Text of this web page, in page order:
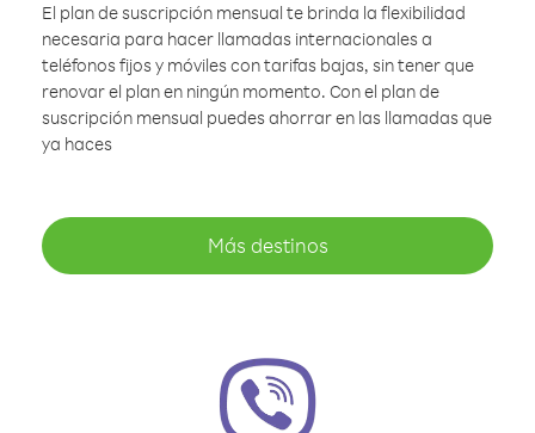
El plan de suscripción mensual te brinda la flexibilidad
necesaria para hacer llamadas internacionales a
teléfonos fijos y móviles con tarifas bajas, sin tener que
renovar el plan en ningún momento. Con el plan de
suscripción mensual puedes ahorrar en las llamadas que
ya haces
Más destinos